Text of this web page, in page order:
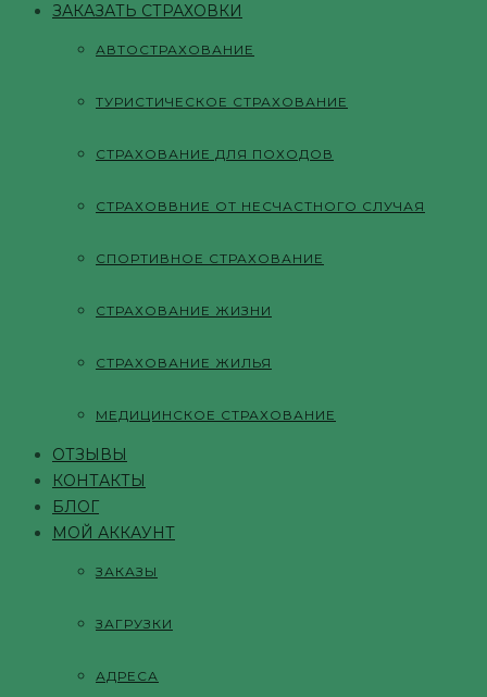
ЗАКАЗАТЬ СТРАХОВКИ
АВТОСТРАХОВАНИЕ
ТУРИСТИЧЕСКОЕ СТРАХОВАНИЕ
СТРАХОВАНИЕ ДЛЯ ПОХОДОВ
СТРАХОВВНИЕ ОТ НЕСЧАСТНОГО СЛУЧАЯ
СПОРТИВНОЕ СТРАХОВАНИЕ
СТРАХОВАНИЕ ЖИЗНИ
СТРАХОВАНИЕ ЖИЛЬЯ
МЕДИЦИНСКОЕ СТРАХОВАНИЕ
ОТЗЫВЫ
КОНТАКТЫ
БЛОГ
МОЙ АККАУНТ
ЗАКАЗЫ
ЗАГРУЗКИ
АДРЕСА